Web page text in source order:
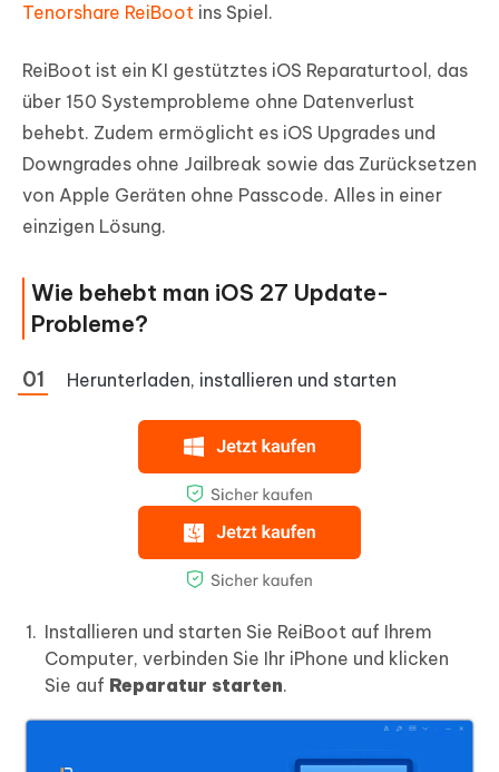
Tenorshare ReiBoot ins Spiel.
ReiBoot ist ein KI gestütztes iOS Reparaturtool, das
über 150 Systemprobleme ohne Datenverlust
behebt. Zudem ermöglicht es iOS Upgrades und
Downgrades ohne Jailbreak sowie das Zurücksetzen
von Apple Geräten ohne Passcode. Alles in einer
einzigen Lösung.
Wie behebt man iOS 27 Update-
Probleme?
Herunterladen, installieren und starten
Installieren und starten Sie ReiBoot auf Ihrem
Computer, verbinden Sie Ihr iPhone und klicken
Sie auf Reparatur starten.